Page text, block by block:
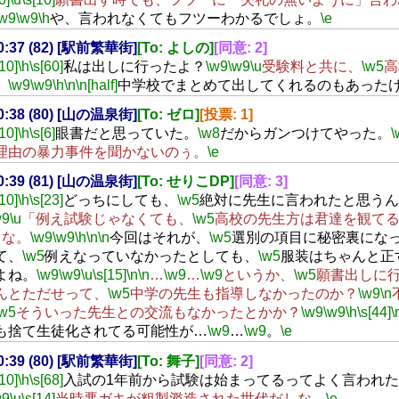
\w9\hや、言われなくてもフツーわかるでしょ。 \e
(82) [駅前繁華街] [To: よしの] [同意: 2]
\h\s[60]私は出しに行ったよ？ \w9\w9\u受験料と共に、 \w5
\w9\w9\h\n\n[half]中学校でまとめて出してくれるのもあった
(80) [山の温泉街] [To: ゼロ] [投票: 1]
\h\s[6] 眼書だと思っていた。 \w8だからガンつけてやった。
由の暴力事件を聞かないのぅ。 \e
(81) [山の温泉街] [To: せりこDP] [同意: 3]
\h\s[23] どっちにしても、 \w5絶対に先生に言われたと思う
\u 「例え試験じゃなくても、 \w5高校の先生方は君達を観て
。 \w9\w9\h\n\n今回はそれが、 \w5選別の項目に秘密裏にな
\w5例えなっていなかったとしても、 \w5服装はちゃんと正
ね。 \w9\w9\u\s[15]\n\n…\w9…\w9というか、 \w5願書出しに
とただせって、 \w5中学の先生も指導しなかったのか？ \w9\n
そういった先生との交流もなかったとかか？ \w9\w9\h\s[44]
捨て生徒化されてる可能性が…\w9…\w9。 \e
(80) [駅前繁華街] [To: 舞子] [同意: 2]
\h\s[68] 入試の1年前から試験は始まってるってよく言われ